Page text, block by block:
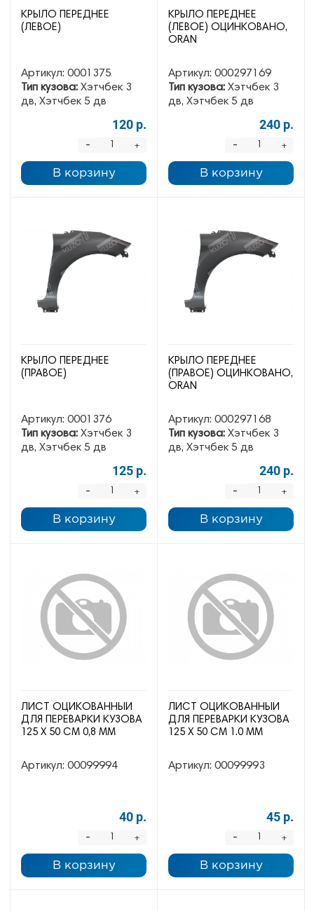
КРЫЛО ПЕРЕДНЕЕ
(ЛЕВОЕ)
Артикул: 0001375
Тип кузова: Хэтчбек 3
дв, Хэтчбек 5 дв
120 р.
+
-
В корзину
КРЫЛО ПЕРЕДНЕЕ
(ЛЕВОЕ) ОЦИНКОВАНО,
ORAN
Артикул: 000297169
Тип кузова: Хэтчбек 3
дв, Хэтчбек 5 дв
240 р.
+
-
В корзину
КРЫЛО ПЕРЕДНЕЕ
(ПРАВОЕ)
Артикул: 0001376
Тип кузова: Хэтчбек 3
дв, Хэтчбек 5 дв
125 р.
+
-
В корзину
КРЫЛО ПЕРЕДНЕЕ
(ПРАВОЕ) ОЦИНКОВАНО,
ORAN
Артикул: 000297168
Тип кузова: Хэтчбек 3
дв, Хэтчбек 5 дв
240 р.
+
-
В корзину
ЛИСТ ОЦИКОВАННЫЙ
ДЛЯ ПЕРЕВАРКИ КУЗОВА
125 Х 50 СМ 0,8 ММ
Артикул: 00099994
40 р.
+
-
В корзину
ЛИСТ ОЦИКОВАННЫЙ
ДЛЯ ПЕРЕВАРКИ КУЗОВА
125 Х 50 СМ 1.0 ММ
Артикул: 00099993
45 р.
+
-
В корзину